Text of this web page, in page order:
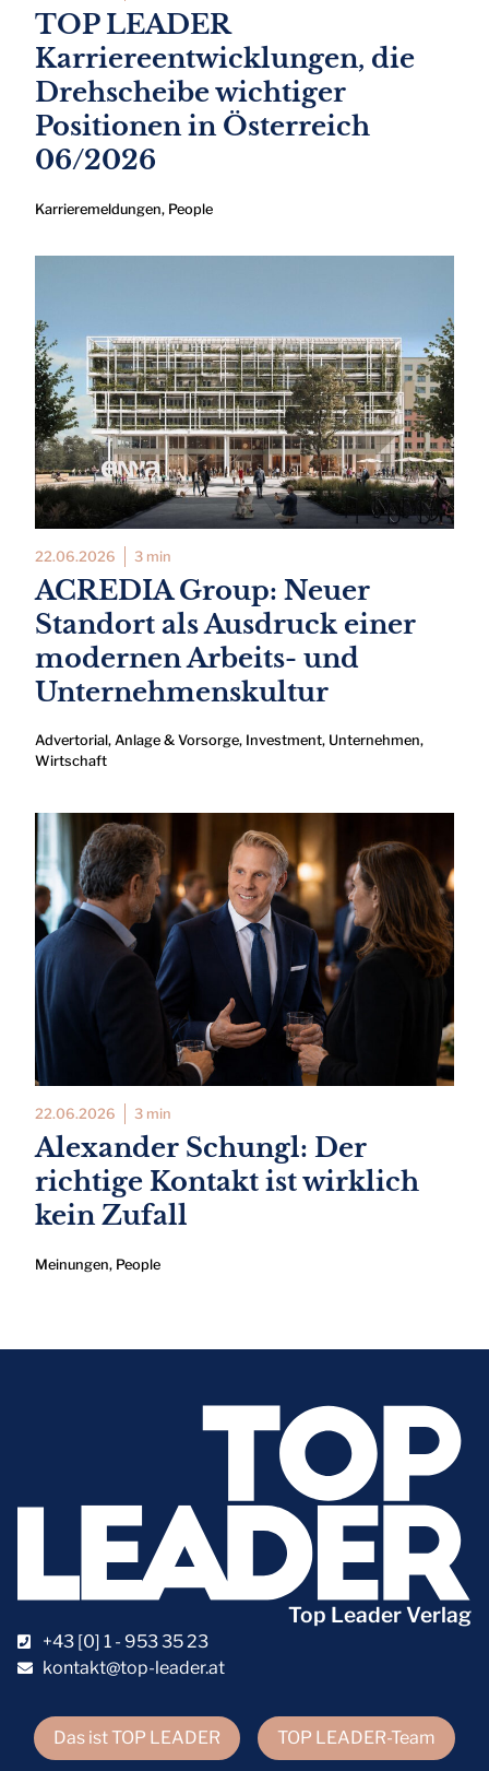
TOP LEADER
Karriereentwicklungen, die
Drehscheibe wichtiger
Positionen in Österreich
06/2026
Karrieremeldungen, People
22.06.2026 3 min
ACREDIA Group: Neuer
Standort als Ausdruck einer
modernen Arbeits- und
Unternehmenskultur
Advertorial, Anlage & Vorsorge, Investment, Unternehmen,
Wirtschaft
22.06.2026 3 min
Alexander Schungl: Der
richtige Kontakt ist wirklich
kein Zufall
Meinungen, People
Das ist TOP LEADER TOP LEADER-Team
Top Leader Verlag
+43 [0] 1 - 953 35 23
kontakt@top-leader.at